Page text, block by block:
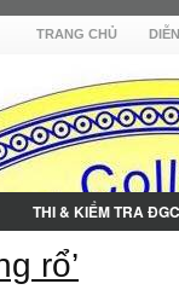
TRANG CHỦ
THI & KIỂM TRA
rổ’